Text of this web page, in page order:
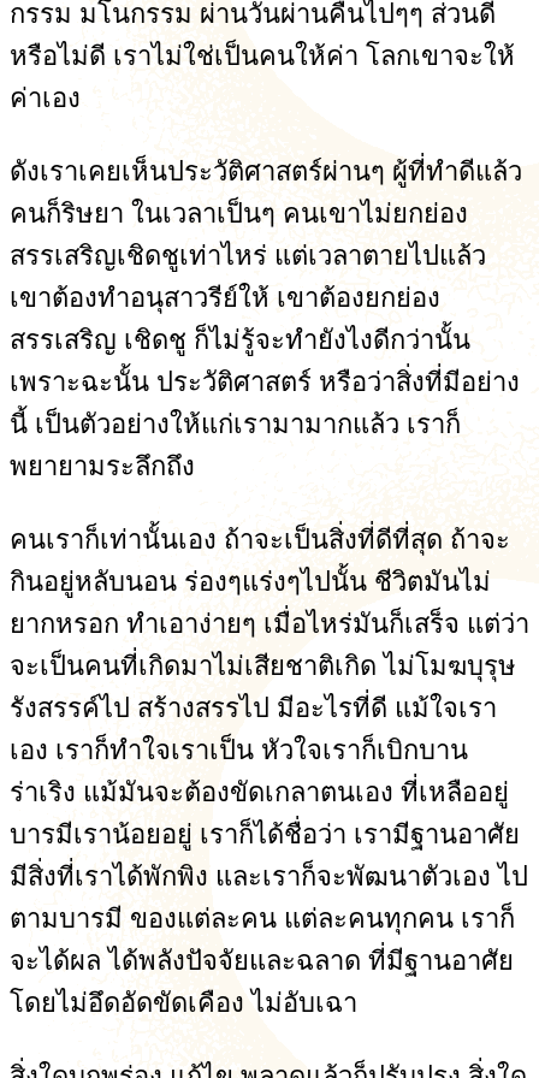
กรรม มโนกรรม ผ่านวันผ่านคืนไปๆๆ ส่วนดี
หรือไม่ดี เราไม่ใช่เป็นคนให้ค่า โลกเขาจะให้
ค่าเอง
ดังเราเคยเห็นประวัติศาสตร์ผ่านๆ ผู้ที่ทำดีแล้ว
คนก็ริษยา ในเวลาเป็นๆ คนเขาไม่ยกย่อง
สรรเสริญเชิดชูเท่าไหร่ แต่เวลาตายไปแล้ว
เขาต้องทำอนุสาวรีย์ให้ เขาต้องยกย่อง
สรรเสริญ เชิดชู ก็ไม่รู้จะทำยังไงดีกว่านั้น
เพราะฉะนั้น ประวัติศาสตร์ หรือว่าสิ่งที่มีอย่าง
นี้ เป็นตัวอย่างให้แก่เรามามากแล้ว เราก็
พยายามระลึกถึง
คนเราก็เท่านั้นเอง ถ้าจะเป็นสิ่งที่ดีที่สุด ถ้าจะ
กินอยู่หลับนอน ร่องๆแร่งๆไปนั้น ชีวิตมันไม่
ยากหรอก ทำเอาง่ายๆ เมื่อไหร่มันก็เสร็จ แต่ว่า
จะเป็นคนที่เกิดมาไม่เสียชาติเกิด ไม่โมฆบุรุษ
รังสรรค์ไป สร้างสรรไป มีอะไรที่ดี แม้ใจเรา
เอง เราก็ทำใจเราเป็น หัวใจเราก็เบิกบาน
ร่าเริง แม้มันจะต้องขัดเกลาตนเอง ที่เหลืออยู่
บารมีเราน้อยอยู่ เราก็ได้ชื่อว่า เรามีฐานอาศัย
มีสิ่งที่เราได้พักพิง และเราก็จะพัฒนาตัวเอง ไป
ตามบารมี ของแต่ละคน แต่ละคนทุกคน เราก็
จะได้ผล ได้พลังปัจจัยและฉลาด ที่มีฐานอาศัย
โดยไม่อึดอัดขัดเคือง ไม่อับเฉา